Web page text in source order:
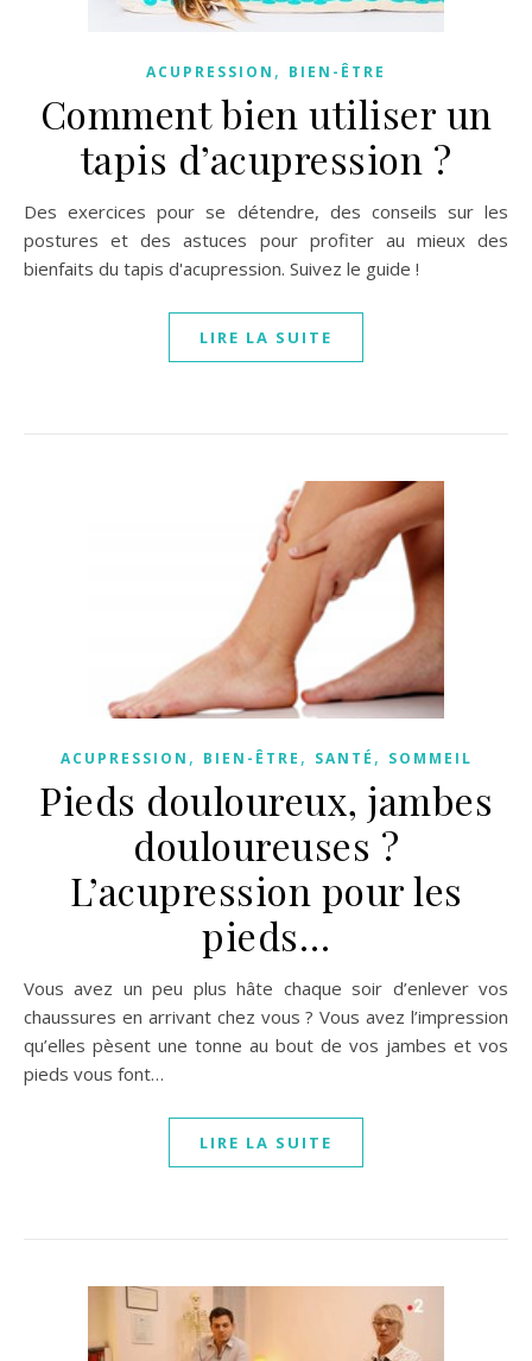
ACUPRESSION , BIEN-ÊTRE
Comment bien utiliser un
tapis d’acupression ?
Des exercices pour se détendre, des conseils sur les
postures et des astuces pour profiter au mieux des
bienfaits du tapis d'acupression. Suivez le guide !
LIRE LA SUITE
ACUPRESSION , BIEN-ÊTRE , SANTÉ , SOMMEIL
Pieds douloureux, jambes
douloureuses ?
L’acupression pour les
pieds…
Vous avez un peu plus hâte chaque soir d’enlever vos
chaussures en arrivant chez vous ? Vous avez l’impression
qu’elles pèsent une tonne au bout de vos jambes et vos
pieds vous font…
LIRE LA SUITE